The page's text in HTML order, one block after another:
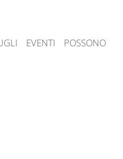
EVENTI POSSONO